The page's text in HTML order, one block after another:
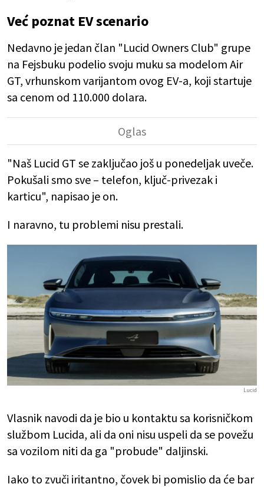
Već poznat EV scenario
Nedavno je jedan član "Lucid Owners Club" grupe
na Fejsbuku podelio svoju muku sa modelom Air
GT, vrhunskom varijantom ovog EV-a, koji startuje
sa cenom od 110.000 dolara.
"Naš Lucid GT se zaključao još u ponedeljak uveče.
Pokušali smo sve – telefon, ključ-privezak i
karticu", napisao je on.
I naravno, tu problemi nisu prestali.
Lucid
Vlasnik navodi da je bio u kontaktu sa korisničkom
službom Lucida, ali da oni nisu uspeli da se povežu
sa vozilom niti da ga "probude" daljinski.
Iako to zvuči iritantno, čovek bi pomislio da će bar